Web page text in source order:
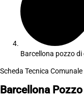
Barcellona pozzo
Scheda Tecnica Comunale
Barcellona